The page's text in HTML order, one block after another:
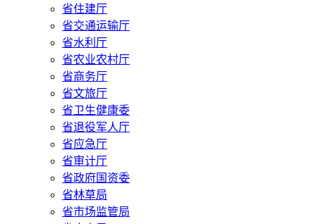
省住建厅
省交通运输厅
省水利厅
省农业农村厅
省商务厅
省文旅厅
省卫生健康委
省退役军人厅
省应急厅
省审计厅
省政府国资委
省林草局
省市场监管局